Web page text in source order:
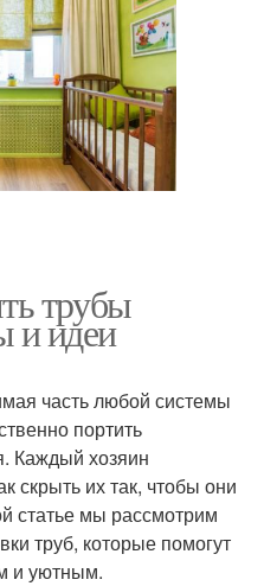
трубы
и идеи
часть любой системы
портить
Каждый хозяин
скрыть их так, чтобы они
статье мы рассмотрим
труб, которые помогут
и уютным.